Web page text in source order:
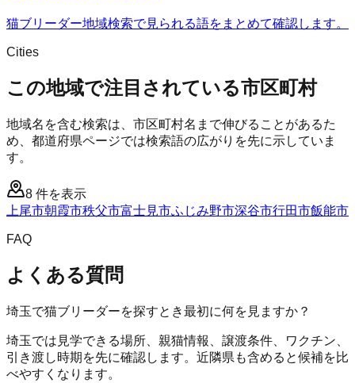
猫ブリーダー地域検索で見られる語をまとめて確認します。
Cities
この地域で注目されている市区町村
地域名を含む検索は、市区町村名まで伸びることがあるた
め、都道府県ページでは検索語の広がりを先に示していま
す。
8 件を表示
上尾市朝霞市秩父市富士見市ふじみ野市深谷市行田市飯能市
FAQ
よくある質問
埼玉で猫ブリーダーを探すとき最初に何を見ますか？
埼玉では見学できる場所、親猫情報、譲渡条件、ワクチン、
引き渡し時期を先に確認します。近隣県も含めると候補を比
べやすくなります。